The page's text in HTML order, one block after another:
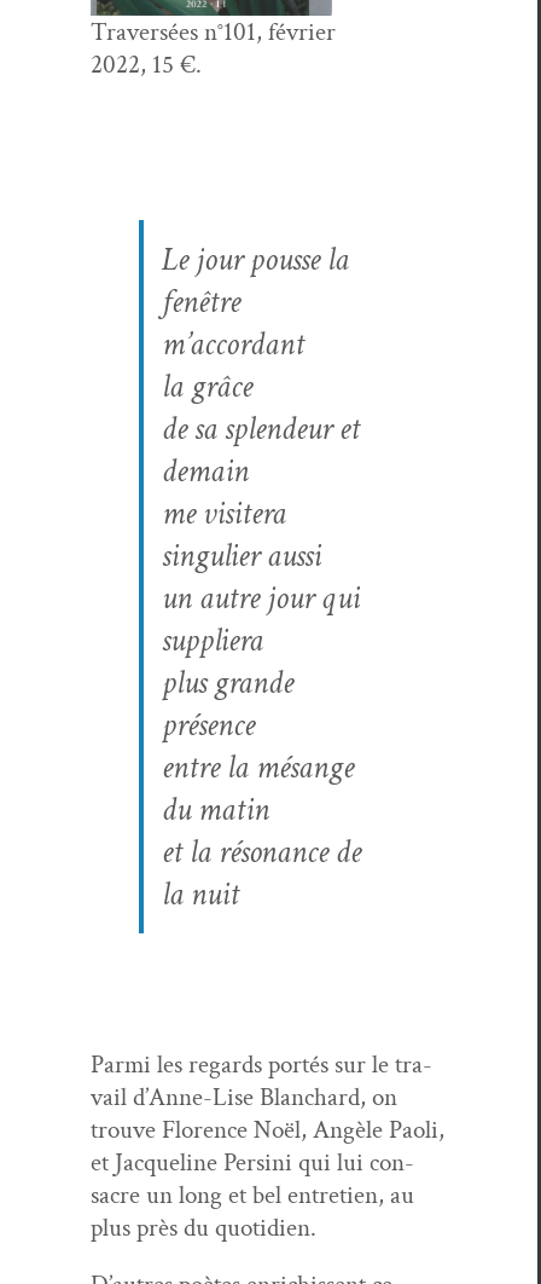
Tra­ver­sées n°101, février
2022, 15 €.
Le jour pousse la
fenêtre
m’accordant
la grâce
de sa splen­deur et
demain
me vis­it­era
sin­guli­er aussi
un autre jour qui
suppliera
plus grande
présence
entre la mésange
du matin
et la réso­nance de
la nuit
Par­mi les regards portés sur le tra­
vail d’Anne-Lise Blan­chard, on
trou­ve Flo­rence Noël, Angèle Paoli,
et Jacque­line Persi­ni qui lui con­
sacre un long et bel entre­tien, au
plus près du quotidien.